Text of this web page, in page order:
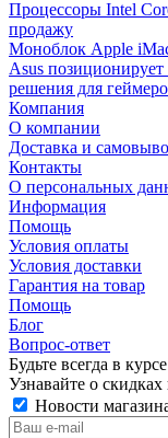
Процессоры Intel
продажу
Моноблок Apple
Asus
решения для
Компания
О компании
Доставка и
Контакты
О персональных
Информация
Помощь
Условия оплаты
Условия доставки
Гарантия на товар
Помощь
Блог
Вопрос-ответ
Будьте всегда в
Узнавайте о
Новости